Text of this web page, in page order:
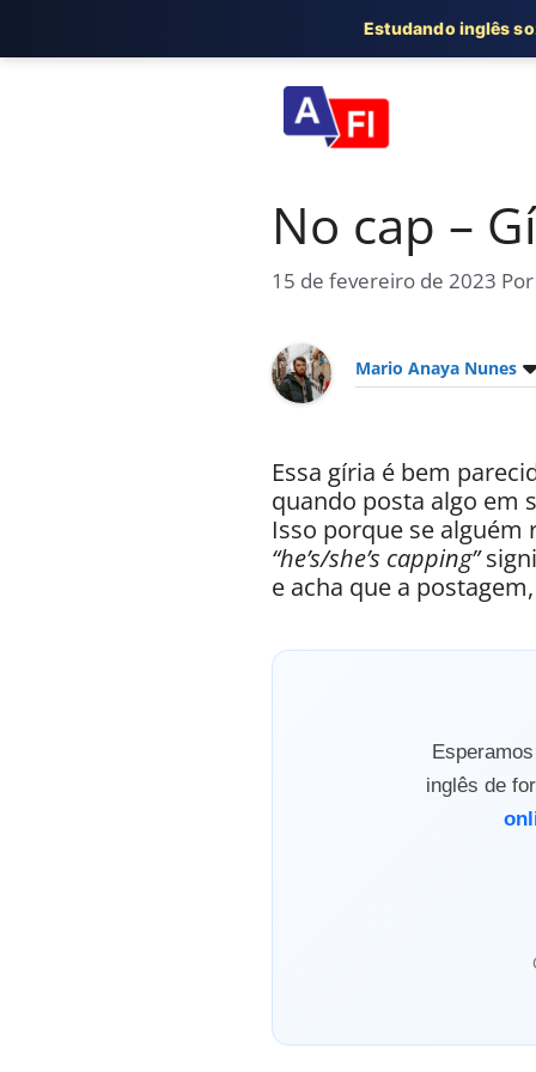
No cap –
15 de fevereiro de 2023 Por
Mario Anaya Nunes
Essa gíria é bem
quando posta algo em
Isso porque se alguém
“he’s/she’s capping”
e acha que a
inglês de
Estudando inglês